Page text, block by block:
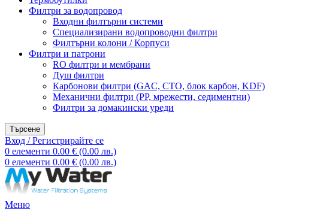
Филтри за водопровод
Входни филтърни системи
Специализирани водопроводни филтри
Филтърни колони / Корпуси
Филтри и патрони
RO филтри и мембрани
Душ филтри
Карбонови филтри (GAC, CTO, блок карбон, KDF)
Механични филтри (PP, мрежести, седиментни)
Филтри за домакински уреди
Търсене
Вход / Регистрирайте се
0 елементи 0.00 € (0.00 лв.)
0 елементи 0.00 € (0.00 лв.)
Меню